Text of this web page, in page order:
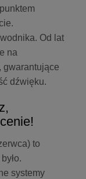
Od lat
na
gwarantujące
dźwięku.
to
systemy